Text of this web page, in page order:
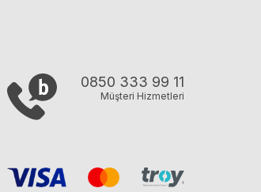
0850 333 99 11
Müşteri Hizmetleri